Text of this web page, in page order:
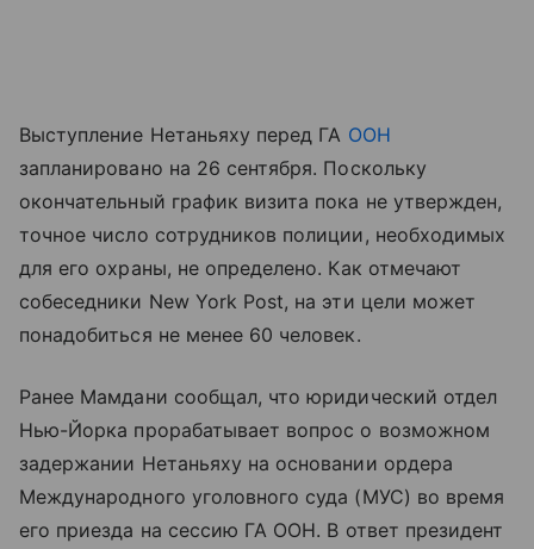
Выступление Нетаньяху перед ГА ООН
запланировано на 26 сентября. Поскольку
окончательный график визита пока не утвержден,
точное число сотрудников полиции, необходимых
для его охраны, не определено. Как отмечают
собеседники New York Post, на эти цели может
понадобиться не менее 60 человек.
Ранее Мамдани сообщал, что юридический отдел
Нью-Йорка прорабатывает вопрос о возможном
задержании Нетаньяху на основании ордера
Международного уголовного суда (МУС) во время
его приезда на сессию ГА ООН. В ответ президент